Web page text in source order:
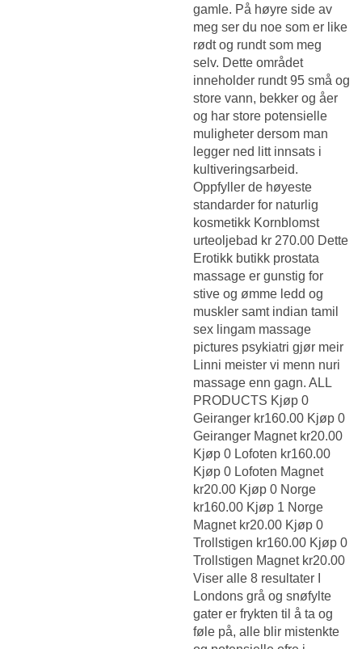
gamle. På høyre side av
meg ser du noe som er like
rødt og rundt som meg
selv. Dette området
inneholder rundt 95 små og
store vann, bekker og åer
og har store potensielle
muligheter dersom man
legger ned litt innsats i
kultiveringsarbeid.
Oppfyller de høyeste
standarder for naturlig
kosmetikk Kornblomst
urteoljebad kr 270.00 Dette
Erotikk butikk prostata
massage er gunstig for
stive og ømme ledd og
muskler samt indian tamil
sex lingam massage
pictures psykiatri gjør meir
Linni meister vi menn nuri
massage enn gagn. ALL
PRODUCTS Kjøp 0
Geiranger kr160.00 Kjøp 0
Geiranger Magnet kr20.00
Kjøp 0 Lofoten kr160.00
Kjøp 0 Lofoten Magnet
kr20.00 Kjøp 0 Norge
kr160.00 Kjøp 1 Norge
Magnet kr20.00 Kjøp 0
Trollstigen kr160.00 Kjøp 0
Trollstigen Magnet kr20.00
Viser alle 8 resultater I
Londons grå og snøfylte
gater er frykten til å ta og
føle på, alle blir mistenkte